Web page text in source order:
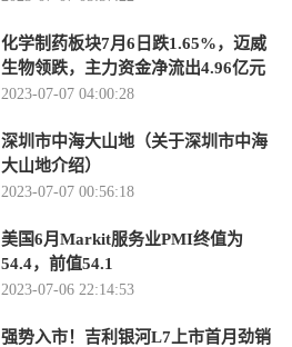
化学制药板块7月6日跌1.65%，迈威
生物领跌，主力资金净流出4.96亿元
2023-07-07 04:00:28
深圳市中海大山地（关于深圳市中海
大山地介绍）
2023-07-07 00:56:18
美国6月Markit服务业PMI终值为
54.4，前值54.1
2023-07-06 22:14:53
强势入市！吉利银河L7上市首月劲销